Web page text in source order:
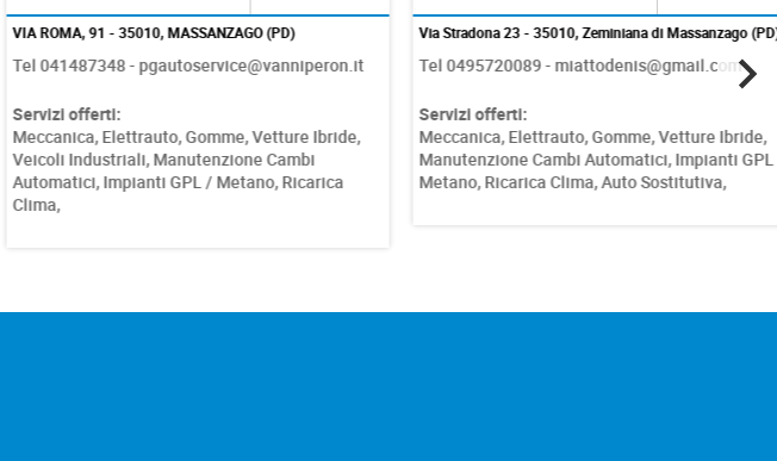
VIA ROMA, 91 - 35010, MASSANZAGO (PD)
Tel 041487348 - pgautoservice@vanniperon.it
Servizi offerti:
Meccanica,Elettrauto,Gomme,Vetture Ibride,
Veicoli Industriali,Manutenzione Cambi
Automatici,Impianti GPL / Metano,Ricarica
Clima,
Via Stradona 23 - 35010, Zeminiana di Massanzago (PD)
Tel 0495720089 - miattodenis@gmail.com
Servizi offerti:
Meccanica,Elettrauto,Gomme,Vetture Ibride,
Manutenzione Cambi Automatici,Impianti GPL /
Metano,Ricarica Clima,Auto Sostitutiva,